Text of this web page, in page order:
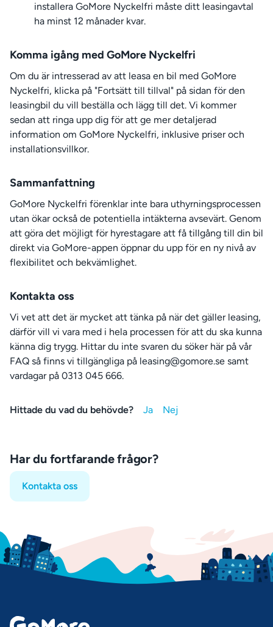
installera GoMore Nyckelfri måste ditt leasingavtal
ha minst 12 månader kvar.
Komma igång med GoMore Nyckelfri
Om du är intresserad av att leasa en bil med GoMore
Nyckelfri, klicka på "Fortsätt till tillval" på sidan för den
leasingbil du vill beställa och lägg till det. Vi kommer
sedan att ringa upp dig för att ge mer detaljerad
information om GoMore Nyckelfri, inklusive priser och
installationsvillkor.
Sammanfattning
GoMore Nyckelfri förenklar inte bara uthyrningsprocessen
utan ökar också de potentiella intäkterna avsevärt. Genom
att göra det möjligt för hyrestagare att få tillgång till din bil
direkt via GoMore-appen öppnar du upp för en ny nivå av
flexibilitet och bekvämlighet.
Kontakta oss
Vi vet att det är mycket att tänka på när det gäller leasing,
därför vill vi vara med i hela processen för att du ska kunna
känna dig trygg. Hittar du inte svaren du söker här på vår
FAQ så finns vi tillgängliga på leasing@gomore.se samt
vardagar på 0313 045 666.
Hittade du vad du behövde?
Har du fortfarande frågor?
Kontakta oss